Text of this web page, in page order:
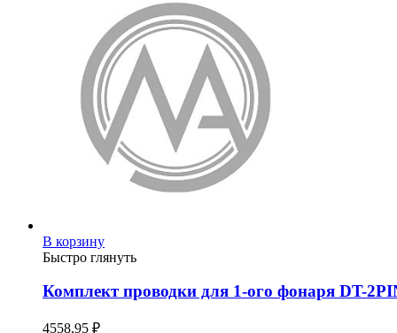
В корзину
Быстро глянуть
Комплект проводки для 1-ого фонаря DT-
4558,95 ₽